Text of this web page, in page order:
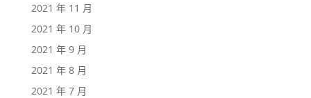
2021 年 11 月
2021 年 10 月
2021 年 9 月
2021 年 8 月
2021 年 7 月